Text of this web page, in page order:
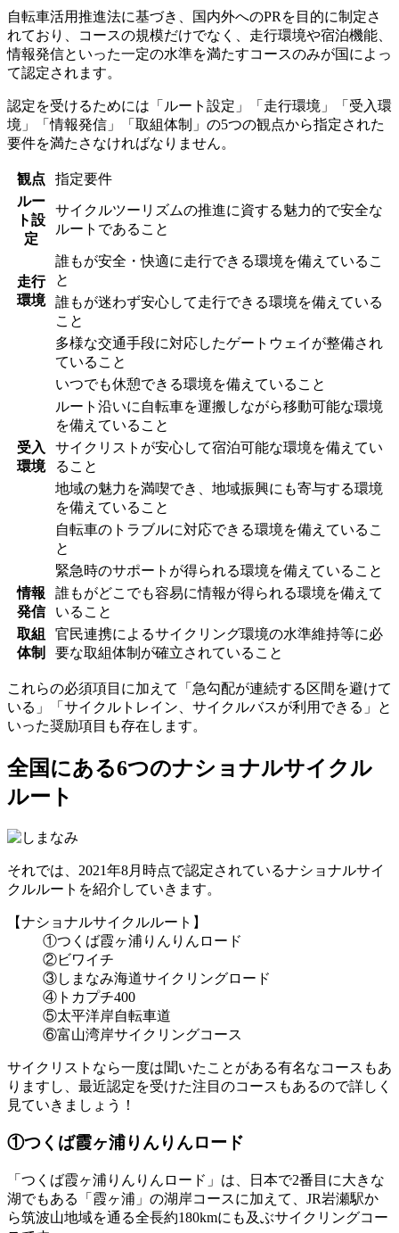
自転車活用推進法に基づき、国内外へのPRを目的に制定さ
れており、コースの規模だけでなく、走行環境や宿泊機能、
情報発信といった一定の水準を満たすコースのみが国によっ
て認定されます。
認定を受けるためには「ルート設定」「走行環境」「受入環
境」「情報発信」「取組体制」の5つの観点から指定された
要件を満たさなければなりません。
観点
指定要件
ルー
ト設
定
サイクルツーリズムの推進に資する魅力的で安全な
ルートであること
走行
環境
誰もが安全・快適に走行できる環境を備えているこ
と
誰もが迷わず安心して走行できる環境を備えている
こと
受入
環境
多様な交通手段に対応したゲートウェイが整備され
ていること
いつでも休憩できる環境を備えていること
ルート沿いに自転車を運搬しながら移動可能な環境
を備えていること
サイクリストが安心して宿泊可能な環境を備えてい
ること
地域の魅力を満喫でき、地域振興にも寄与する環境
を備えていること
自転車のトラブルに対応できる環境を備えているこ
と
緊急時のサポートが得られる環境を備えていること
情報
発信
誰もがどこでも容易に情報が得られる環境を備えて
いること
取組
体制
官民連携によるサイクリング環境の水準維持等に必
要な取組体制が確立されていること
これらの必須項目に加えて「急勾配が連続する区間を避けて
いる」「サイクルトレイン、サイクルバスが利用できる」と
いった奨励項目も存在します。
全国にある6つのナショナルサイクル
ルート
それでは、2021年8月時点で認定されているナショナルサイ
クルルートを紹介していきます。
【ナショナルサイクルルート】
①つくば霞ヶ浦りんりんロード
②ビワイチ
③しまなみ海道サイクリングロード
④トカプチ400
⑤太平洋岸自転車道
⑥富山湾岸サイクリングコース
サイクリストなら一度は聞いたことがある有名なコースもあ
りますし、最近認定を受けた注目のコースもあるので詳しく
見ていきましょう！
①つくば霞ヶ浦りんりんロード
「つくば霞ヶ浦りんりんロード」は、日本で2番目に大きな
湖でもある「霞ヶ浦」の湖岸コースに加えて、JR岩瀬駅か
ら筑波山地域を通る全長約180kmにも及ぶサイクリングコー